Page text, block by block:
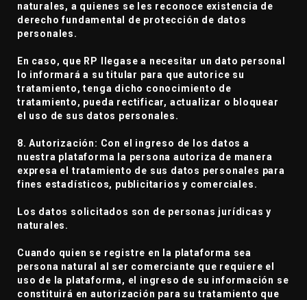
naturales, a quienes se les reconoce existencia de
derecho fundamental de protección de datos
personales.
En caso, que RP llegase a necesitar un dato personal
lo informará a su titular para que autorice su
tratamiento, tenga dicho conocimiento de
tratamiento, pueda rectificar, actualizar o bloquear
el uso de sus datos personales.
8. Autorización: Con el ingreso de los datos a
nuestra plataforma la persona autoriza de manera
expresa el tratamiento de sus datos personales para
fines estadísticos, publicitarios y comerciales.
Los datos solicitados son de personas jurídicas y
naturales.
Cuando quien se registre en la plataforma sea
persona natural al ser comerciante que requiere el
uso de la plataforma, el ingreso de su información se
constituirá en autorización para su tratamiento que